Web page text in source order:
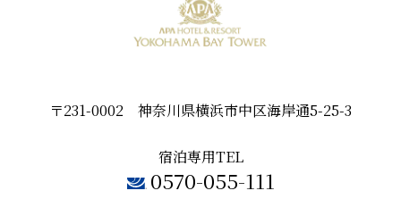
〒231-0002 神奈川県横浜市中区海岸通5-25-3
宿泊専用TEL
0570-055-111